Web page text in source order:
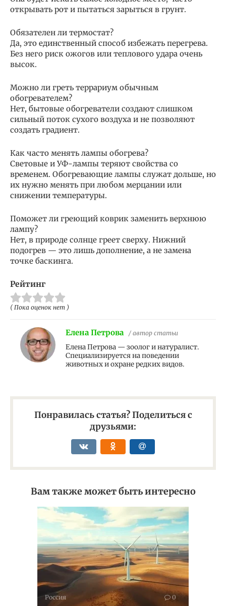
открывать рот и пытаться зарыться в грунт.
Обязателен ли термостат?
Да, это единственный способ избежать перегрева.
Без него риск ожогов или теплового удара очень
высок.
Можно ли греть террариум обычным
обогревателем?
Нет, бытовые обогреватели создают слишком
сильный поток сухого воздуха и не позволяют
создать градиент.
Как часто менять лампы обогрева?
Световые и УФ-лампы теряют свойства со
временем. Обогревающие лампы служат дольше, но
их нужно менять при любом мерцании или
снижении температуры.
Поможет ли греющий коврик заменить верхнюю
лампу?
Нет, в природе солнце греет сверху. Нижний
подогрев — это лишь дополнение, а не замена
точке баскинга.
Рейтинг
( Пока оценок нет )
Елена Петрова / автор статьи
Елена Петрова — зоолог и натуралист.
Специализируется на поведении
животных и охране редких видов.
Понравилась статья? Поделиться с
друзьями:
Вам также может быть интересно
Россия 0